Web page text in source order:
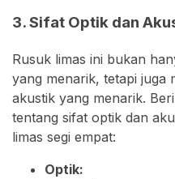
3. Sifat Optik dan
Rusuk limas ini bukan
yang menarik, tetapi juga
akustik yang menarik.
tentang sifat optik dan
limas segi empat:
Optik: